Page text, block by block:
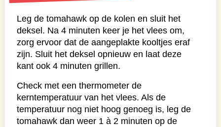
Leg de tomahawk op de kolen en sluit het
deksel. Na 4 minuten keer je het vlees om,
zorg ervoor dat de aangeplakte kooltjes eraf
zijn. Sluit het deksel opnieuw en laat deze
kant ook 4 minuten grillen.
Check met een thermometer de
kerntemperatuur van het vlees. Als de
temperatuur nog niet hoog genoeg is, leg de
tomahawk dan weer 1 à 2 minuten op de